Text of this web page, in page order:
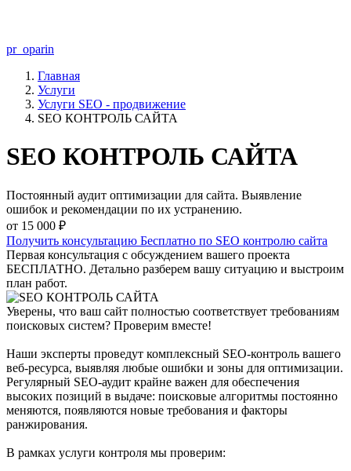
pr_oparin
Главная
Услуги
Услуги SEO - продвижение
SEO КОНТРОЛЬ САЙТА
SEO КОНТРОЛЬ САЙТА
Постоянный аудит оптимизации для сайта. Выявление
ошибок и рекомендации по их устранению.
от 15 000 ₽
Получить консультацию Бесплатно по SEO контролю сайта
Первая консультация с обсуждением вашего проекта
БЕСПЛАТНО. Детально разберем вашу ситуацию и выстроим
план работ.
Уверены, что ваш сайт полностью соответствует требованиям
поисковых систем? Проверим вместе!
Наши эксперты проведут комплексный SEO-контроль вашего
веб-ресурса, выявляя любые ошибки и зоны для оптимизации.
Регулярный SEO-аудит крайне важен для обеспечения
высоких позиций в выдаче: поисковые алгоритмы постоянно
меняются, появляются новые требования и факторы
ранжирования.
В рамках услуги контроля мы проверим: